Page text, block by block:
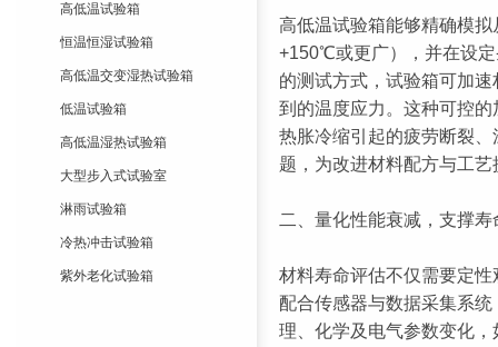
高低温试验箱
恒温恒湿试验箱
高低温交变湿热试验箱
低温试验箱
高低温湿热试验箱
大型步入式试验室
淋雨试验箱
冷热冲击试验箱
紫外老化试验箱
高低温试验箱能够精确模
+150℃或更广），并在设
的测试方式，试验箱可加
到的温度应力。这种可控
热胀冷缩引起的疲劳断裂
题，为改进材料配方与工
二、量化性能衰减，支撑寿
材料寿命评估不仅需要定
配合传感器与数据采集系
理、化学及电气参数变化